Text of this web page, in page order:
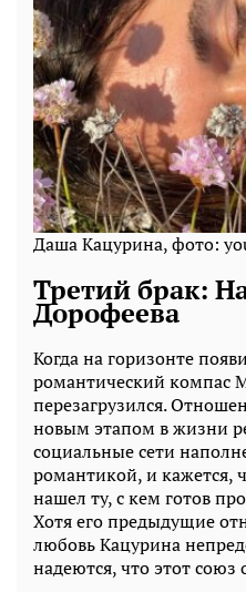
Даша Кацурина, фото:
Третий брак:
Дорофеева
Когда на горизонте
романтический компас
перезагрузился.
новым этапом в жизни
социальные сети
романтикой, и кажется,
нашел ту, с кем готов
Хотя его предыдущие
любовь Кацурина
надеются, что этот